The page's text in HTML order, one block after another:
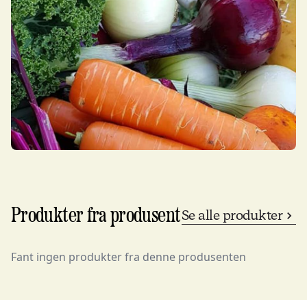
Produkter fra produsentSe alle produkter
Fant ingen produkter fra denne produsenten